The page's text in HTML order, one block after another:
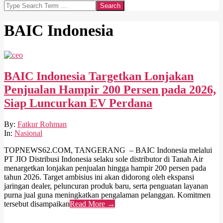
Search
BAIC Indonesia
BAIC Indonesia Targetkan Lonjakan
Penjualan Hampir 200 Persen pada 2026,
Siap Luncurkan EV Perdana
2026-
03-
By: Fatkur Rohman
In: Nasional
TOPNEWS62.COM, TANGERANG – BAIC Indonesia melalui
PT JIO Distribusi Indonesia selaku sole distributor di Tanah Air
menargetkan lonjakan penjualan hingga hampir 200 persen pada
tahun 2026. Target ambisius ini akan didorong oleh ekspansi
jaringan dealer, peluncuran produk baru, serta penguatan layanan
purna jual guna meningkatkan pengalaman pelanggan. Komitmen
tersebut disampaikanRead More →